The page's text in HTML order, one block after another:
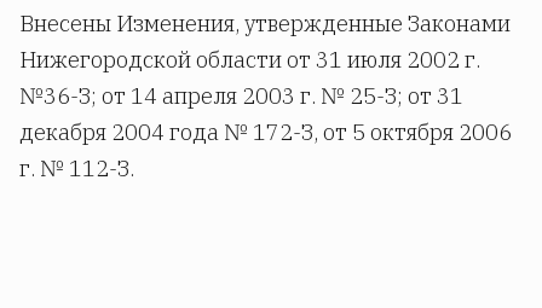
Внесены Изменения, утвержденные Законами
Нижегородской области от 31 июля 2002 г.
№36-З; от 14 апреля 2003 г. № 25-З; от 31
декабря 2004 года № 172-З, от 5 октября 2006
г. № 112-З.